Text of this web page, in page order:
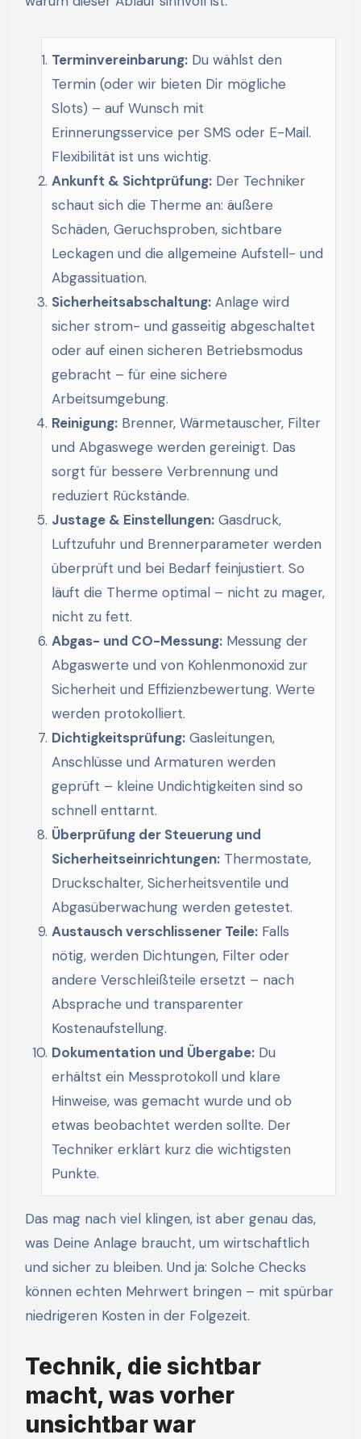
Terminvereinbarung:Du wählst den
Termin (oder wir bieten Dir mögliche
Slots) – auf Wunsch mit
Erinnerungsservice per SMS oder E-Mail.
Flexibilität ist uns wichtig.
Ankunft & Sichtprüfung:Der Techniker
schaut sich die Therme an: äußere
Schäden, Geruchsproben, sichtbare
Leckagen und die allgemeine Aufstell- und
Abgassituation.
Sicherheitsabschaltung:Anlage wird
sicher strom- und gasseitig abgeschaltet
oder auf einen sicheren Betriebsmodus
gebracht – für eine sichere
Arbeitsumgebung.
Reinigung:Brenner, Wärmetauscher, Filter
und Abgaswege werden gereinigt. Das
sorgt für bessere Verbrennung und
reduziert Rückstände.
Justage & Einstellungen:Gasdruck,
Luftzufuhr und Brennerparameter werden
überprüft und bei Bedarf feinjustiert. So
läuft die Therme optimal – nicht zu mager,
nicht zu fett.
Abgas- und CO-Messung:Messung der
Abgaswerte und von Kohlenmonoxid zur
Sicherheit und Effizienzbewertung. Werte
werden protokolliert.
Dichtigkeitsprüfung:Gasleitungen,
Anschlüsse und Armaturen werden
geprüft – kleine Undichtigkeiten sind so
schnell enttarnt.
Überprüfung der Steuerung und
Sicherheitseinrichtungen:Thermostate,
Druckschalter, Sicherheitsventile und
Abgasüberwachung werden getestet.
Austausch verschlissener Teile:Falls
nötig, werden Dichtungen, Filter oder
andere Verschleißteile ersetzt – nach
Absprache und transparenter
Kostenaufstellung.
Dokumentation und Übergabe:Du
erhältst ein Messprotokoll und klare
Hinweise, was gemacht wurde und ob
etwas beobachtet werden sollte. Der
Techniker erklärt kurz die wichtigsten
Punkte.
Das mag nach viel klingen, ist aber genau das,
was Deine Anlage braucht, um wirtschaftlich
und sicher zu bleiben. Und ja: Solche Checks
können echten Mehrwert bringen – mit spürbar
niedrigeren Kosten in der Folgezeit.
Technik, die sichtbar
macht, was vorher
unsichtbar war